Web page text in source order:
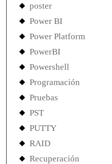
poster
Power BI
Power Platform
PowerBI
Powershell
Programación
Pruebas
PST
PUTTY
RAID
Recuperación